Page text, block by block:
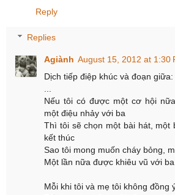
Reply
Replies
Agiành August 15, 2012 at 1:30
Dịch tiếp điệp khúc và đoạn giữa:
Nếu tôi có được một cơ hội
một điệu nhảy với ba
Thì tôi sẽ chọn một bài hát, một
kết thúc
Sao tôi mong muốn cháy bỏng,
Một lần nữa được khiêu vũ với ba
Mỗi khi tôi và mẹ tôi không đồng